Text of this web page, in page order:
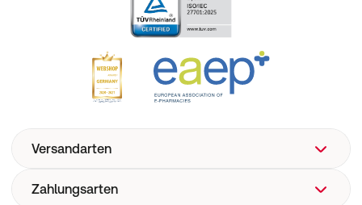
Versandarten
Zahlungsarten